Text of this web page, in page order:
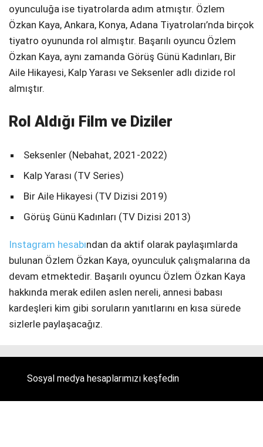
oyunculuğa ise tiyatrolarda adım atmıştır. Özlem
Özkan Kaya, Ankara, Konya, Adana Tiyatroları’nda birçok
tiyatro oyununda rol almıştır. Başarılı oyuncu Özlem
Özkan Kaya, aynı zamanda Görüş Günü Kadınları, Bir
Aile Hikayesi, Kalp Yarası ve Seksenler adlı dizide rol
almıştır.
Rol Aldığı Film ve Diziler
Seksenler (Nebahat, 2021-2022)
Kalp Yarası (TV Series)
Bir Aile Hikayesi (TV Dizisi 2019)
Görüş Günü Kadınları (TV Dizisi 2013)
Instagram hesabından da aktif olarak paylaşımlarda
bulunan Özlem Özkan Kaya, oyunculuk çalışmalarına da
devam etmektedir. Başarılı oyuncu Özlem Özkan Kaya
hakkında merak edilen aslen nereli, annesi babası
kardeşleri kim gibi soruların yanıtlarını en kısa sürede
sizlerle paylaşacağız.
Sosyal medya hesaplarımızı keşfedin